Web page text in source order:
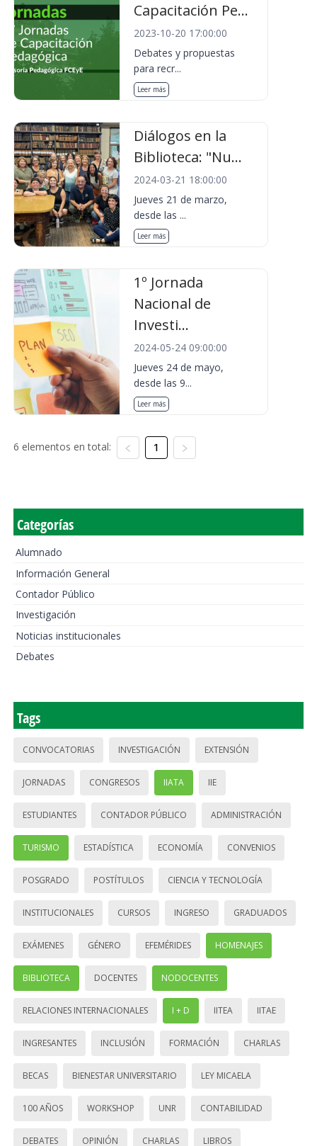
Capacitación Pe...
2023-10-20 17:00:00
Debates y propuestas
para recr...
Leer más
Diálogos en la
Biblioteca: "Nu...
2024-03-21 18:00:00
Jueves 21 de marzo,
desde las ...
Leer más
1º Jornada
Nacional de
Investi...
2024-05-24 09:00:00
Jueves 24 de mayo,
desde las 9...
Leer más
6 elementos en total: 1
Categorías
Alumnado
Información General
Contador Público
Investigación
Noticias institucionales
Debates
Tags
CONVOCATORIAS INVESTIGACIÓN EXTENSIÓN
JORNADAS CONGRESOS IIATA IIE
ESTUDIANTES CONTADOR PÚBLICO ADMINISTRACIÓN
TURISMO ESTADÍSTICA ECONOMÍA CONVENIOS
POSGRADO POSTÍTULOS CIENCIA Y TECNOLOGÍA
INSTITUCIONALES CURSOS INGRESO GRADUADOS
EXÁMENES GÉNERO EFEMÉRIDES HOMENAJES
BIBLIOTECA DOCENTES NODOCENTES
RELACIONES INTERNACIONALES I + D IITEA IITAE
INGRESANTES INCLUSIÓN FORMACIÓN CHARLAS
BECAS BIENESTAR UNIVERSITARIO LEY MICAELA
100 AÑOS WORKSHOP UNR CONTABILIDAD
DEBATES OPINIÓN CHARLAS LIBROS